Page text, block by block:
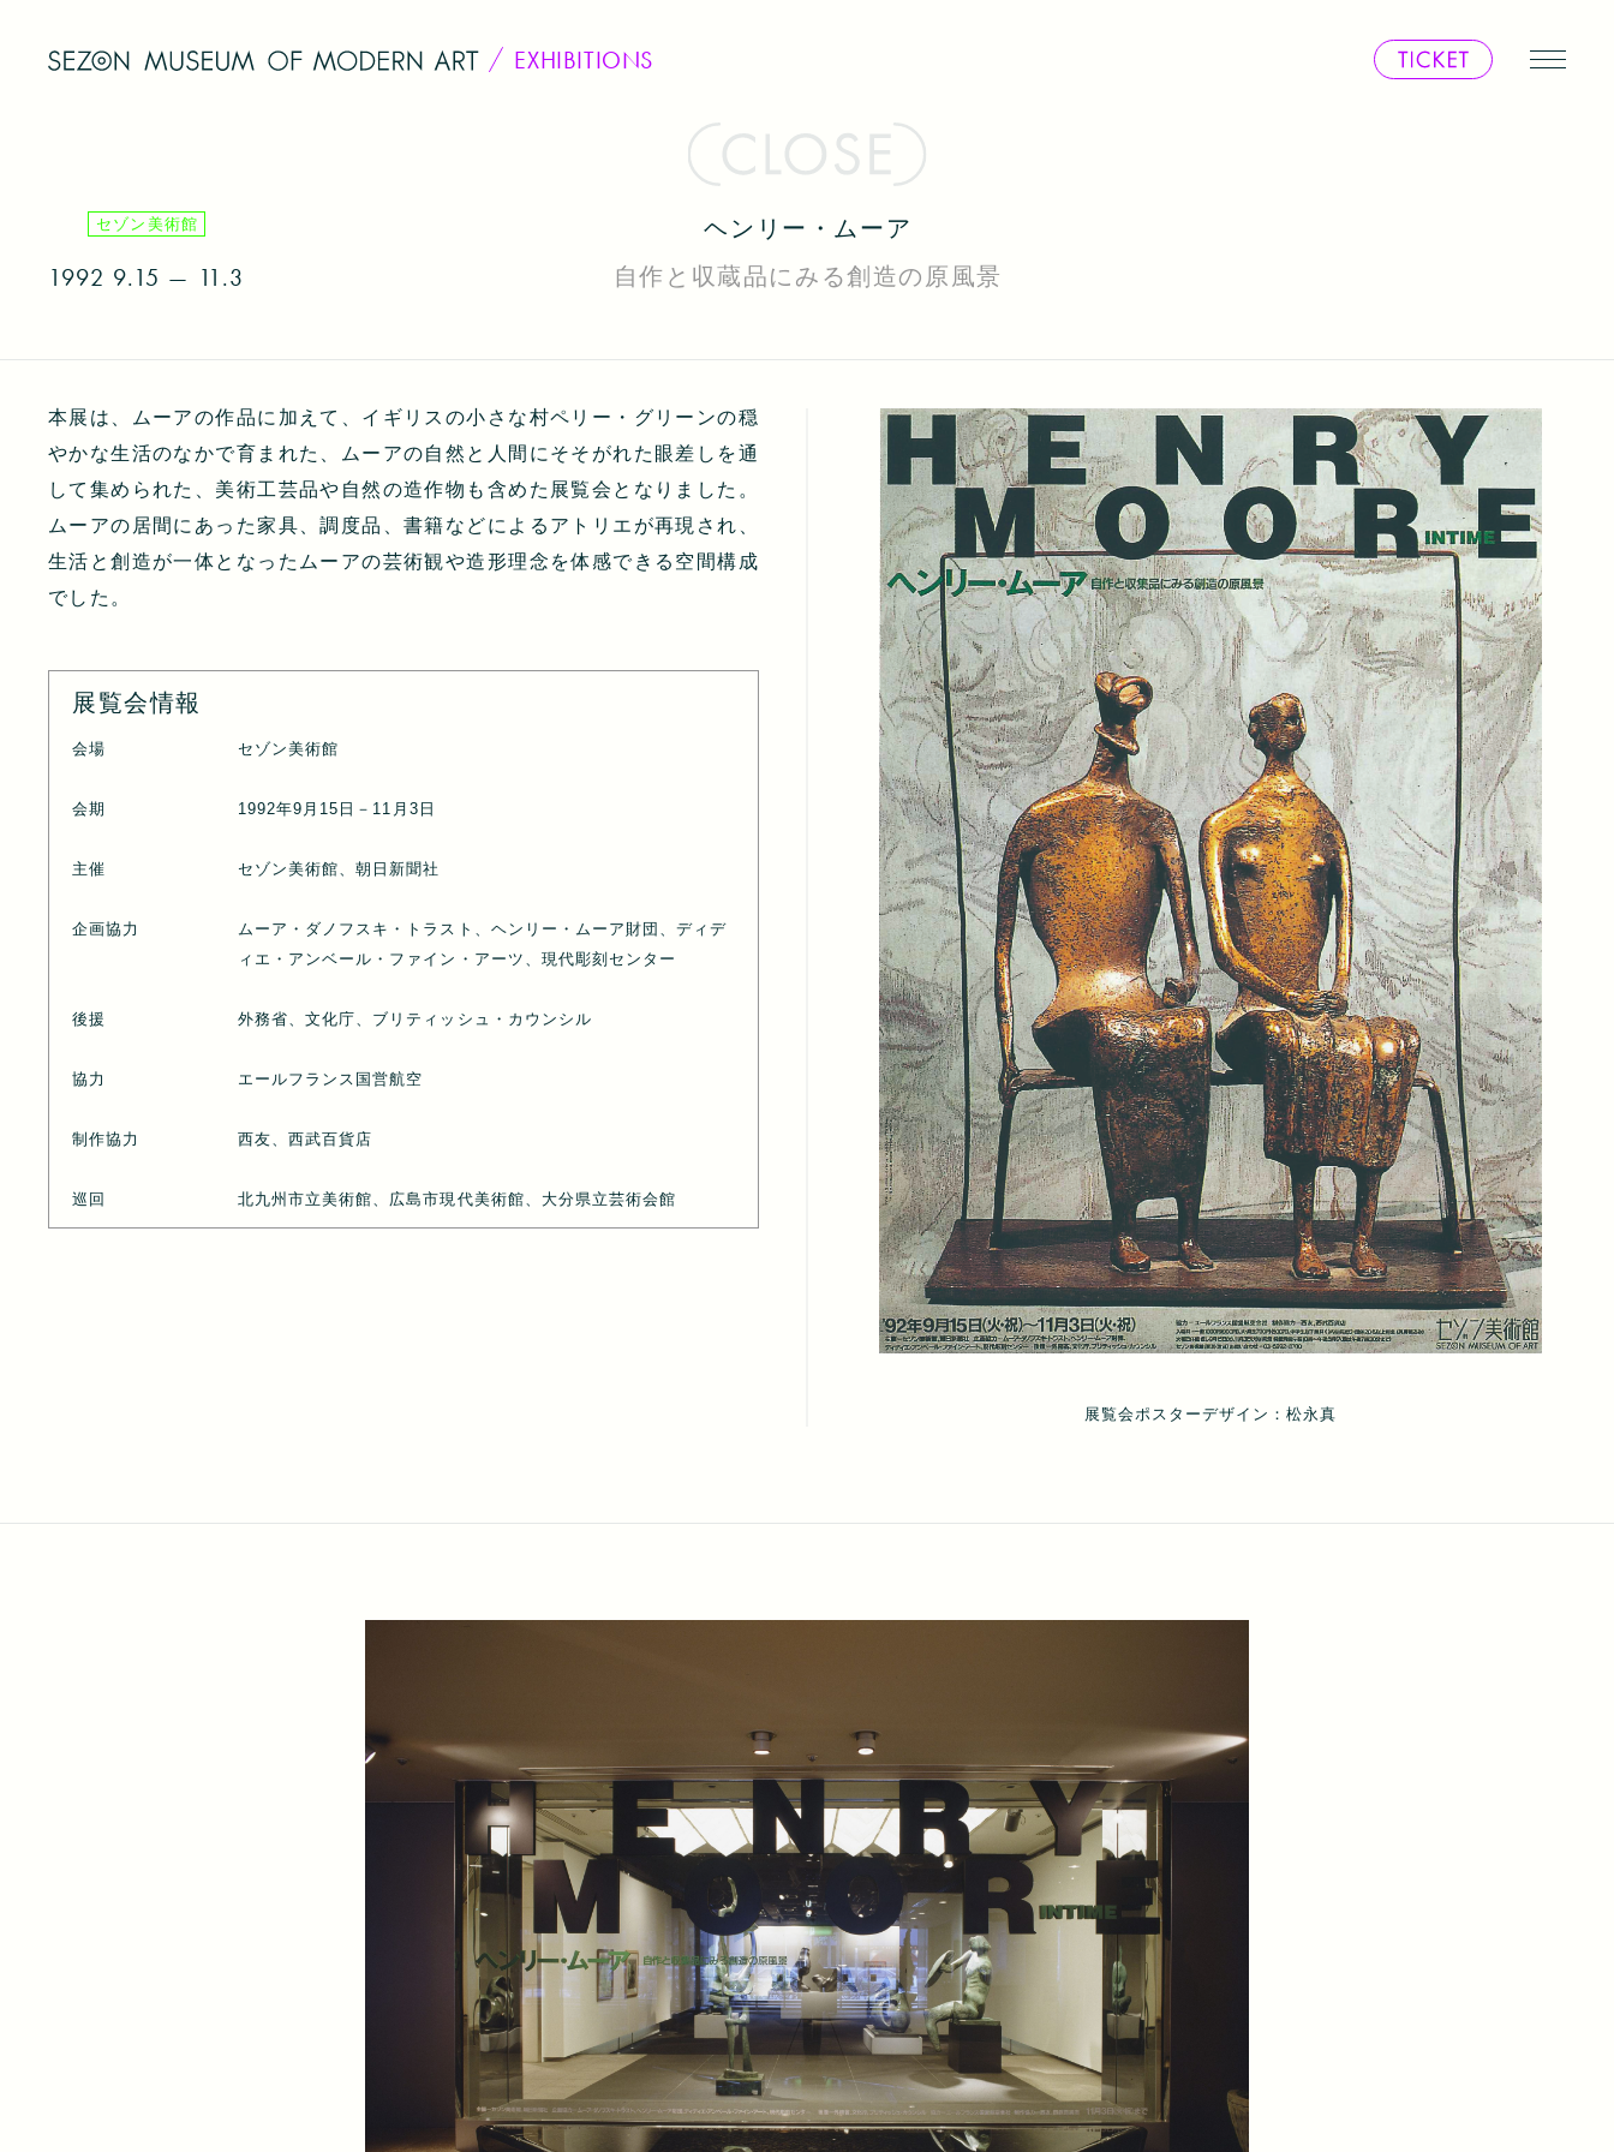
EXHIBITIONS
セゾン美術館
1992 9.15 — 11.3
ヘンリー・ムーア
自作と収蔵品にみる創造の原風景
展覧会ポスターデザイン：松永真
本展は、ムーアの作品に加えて、イギリスの小さな村ペリー・グリーンの穏
やかな生活のなかで育まれた、ムーアの自然と人間にそそがれた眼差しを通
して集められた、美術工芸品や自然の造作物も含めた展覧会となりました。
ムーアの居間にあった家具、調度品、書籍などによるアトリエが再現され、
生活と創造が一体となったムーアの芸術観や造形理念を体感できる空間構成
でした。
展覧会情報
会場 セゾン美術館
会期 1992年9月15日－11月3日
主催 セゾン美術館、朝日新聞社
企画協力
ムーア・ダノフスキ・トラスト、ヘンリー・ムーア財団、ディデ
ィエ・アンベール・ファイン・アーツ、現代彫刻センター
後援 外務省、文化庁、ブリティッシュ・カウンシル
協力 エールフランス国営航空
制作協力 西友、西武百貨店
巡回 北九州市立美術館、広島市現代美術館、大分県立芸術会館